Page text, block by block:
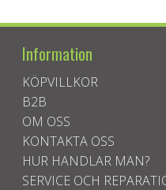
Information
KÖPVILLKOR
B2B
OM OSS
KONTAKTA OSS
HUR HANDLAR MAN?
SERVICE OCH